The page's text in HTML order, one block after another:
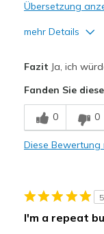
Übersetzung
mehr Details
Nachteile
Wear Out Quickly
Sizing
Fazit Ja, ich
Fanden Sie
0 0
Diese Bewertung
5
I'm a repeat